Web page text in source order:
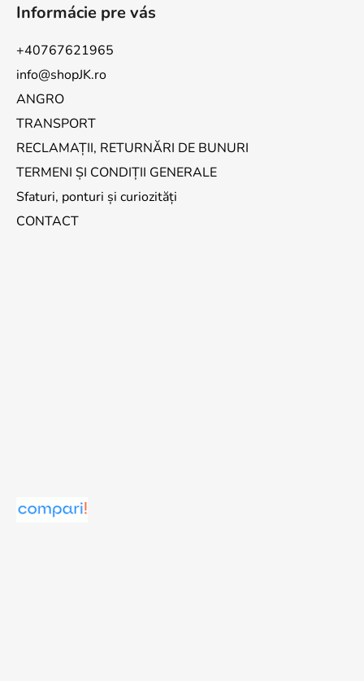
Informácie pre vás
+40767621965
info@shopJK.ro
ANGRO
TRANSPORT
RECLAMAȚII, RETURNĂRI DE BUNURI
TERMENI ȘI CONDIȚII GENERALE
Sfaturi, ponturi și curiozități
CONTACT